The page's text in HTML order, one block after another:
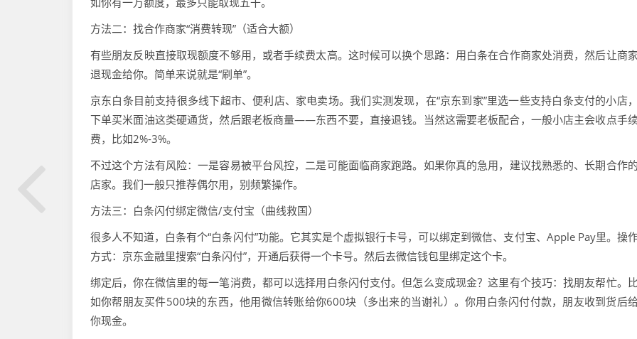
方法二：找合作商家“消费转现”（适合大额）
有些朋友反映直接取现额度不够用，或者手续费太高。这时候可以换个思路：用白条在合作商家处消费，然后让商家
退现金给你。简单来说就是“刷单”。
京东白条目前支持很多线下超市、便利店、家电卖场。我们实测发现，在“京东到家”里选一些支持白条支付的小店，
下单买米面油这类硬通货，然后跟老板商量——东西不要，直接退钱。当然这需要老板配合，一般小店主会收点手续
费，比如2%-3%。
不过这个方法有风险：一是容易被平台风控，二是可能面临商家跑路。如果你真的急用，建议找熟悉的、长期合作的
店家。我们一般只推荐偶尔用，别频繁操作。
方法三：白条闪付绑定微信/支付宝（曲线救国）
很多人不知道，白条有个“白条闪付”功能。它其实是个虚拟银行卡号，可以绑定到微信、支付宝、Apple Pay里。操
方式：京东金融里搜索“白条闪付”，开通后获得一个卡号。然后去微信钱包里绑定这个卡。
绑定后，你在微信里的每一笔消费，都可以选择用白条闪付支付。但怎么变成现金？这里有个技巧：找朋友帮忙。比
如你帮朋友买件500块的东西，他用微信转账给你600块（多出来的当谢礼）。你用白条闪付付款，朋友收到货后给
你现金。